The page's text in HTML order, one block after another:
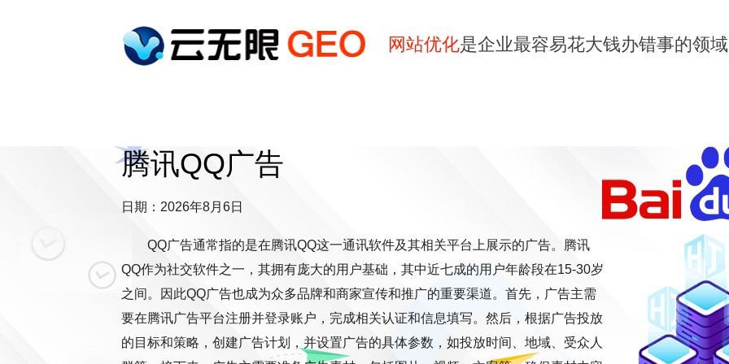
网站优化是企业最容易花大钱办错事的领域
腾讯QQ广告
日期：2026年8月6日
QQ广告通常指的是在腾讯QQ这一通讯软件及其相关平台上展示的广告。腾讯
QQ作为社交软件之一，其拥有庞大的用户基础，其中近七成的用户年龄段在15-30岁
之间。因此QQ广告也成为众多品牌和商家宣传和推广的重要渠道。首先，广告主需
要在腾讯广告平台注册并登录账户，完成相关认证和信息填写。然后，根据广告投放
的目标和策略，创建广告计划，并设置广告的具体参数，如投放时间、地域、受众人